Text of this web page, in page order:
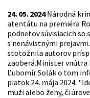
24. 05. 2024Národná
atentátu na premiéra
podnetov súvisiacich so
s nenávistnými
stotožnila autorov
zaoberá.Minister vnútra
Ľubomír Solák o tom
piatok 24. mája 2024.
muži alebo ženy, či